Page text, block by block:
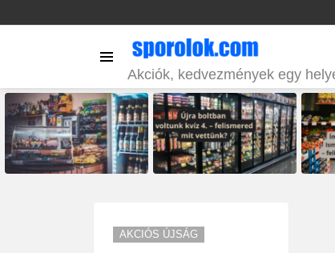
Akciók, kedvezmények egy
STORIES
AKCIÓS ÚJSÁG